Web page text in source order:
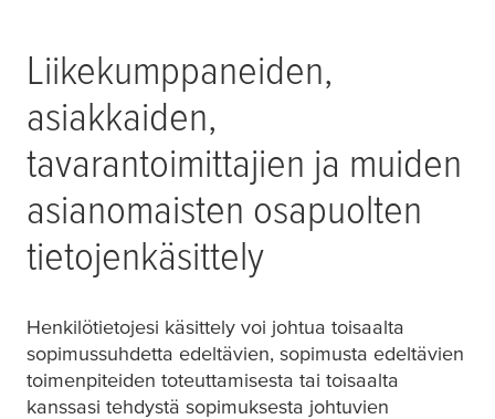
Liikekumppaneiden,
asiakkaiden,
tavarantoimittajien ja muiden
asianomaisten osapuolten
tietojenkäsittely
Henkilötietojesi käsittely voi johtua toisaalta
sopimussuhdetta edeltävien, sopimusta edeltävien
toimenpiteiden toteuttamisesta tai toisaalta
kanssasi tehdystä sopimuksesta johtuvien